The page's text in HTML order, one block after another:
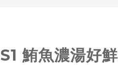
S1 鮪魚濃湯好